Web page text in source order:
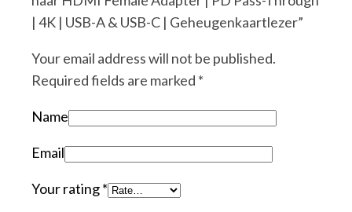
| 4K | USB-A & USB-C | Geheugenkaartlezer”
Your email address will not be published.
Required fields are marked *
Name
Email
Your rating*